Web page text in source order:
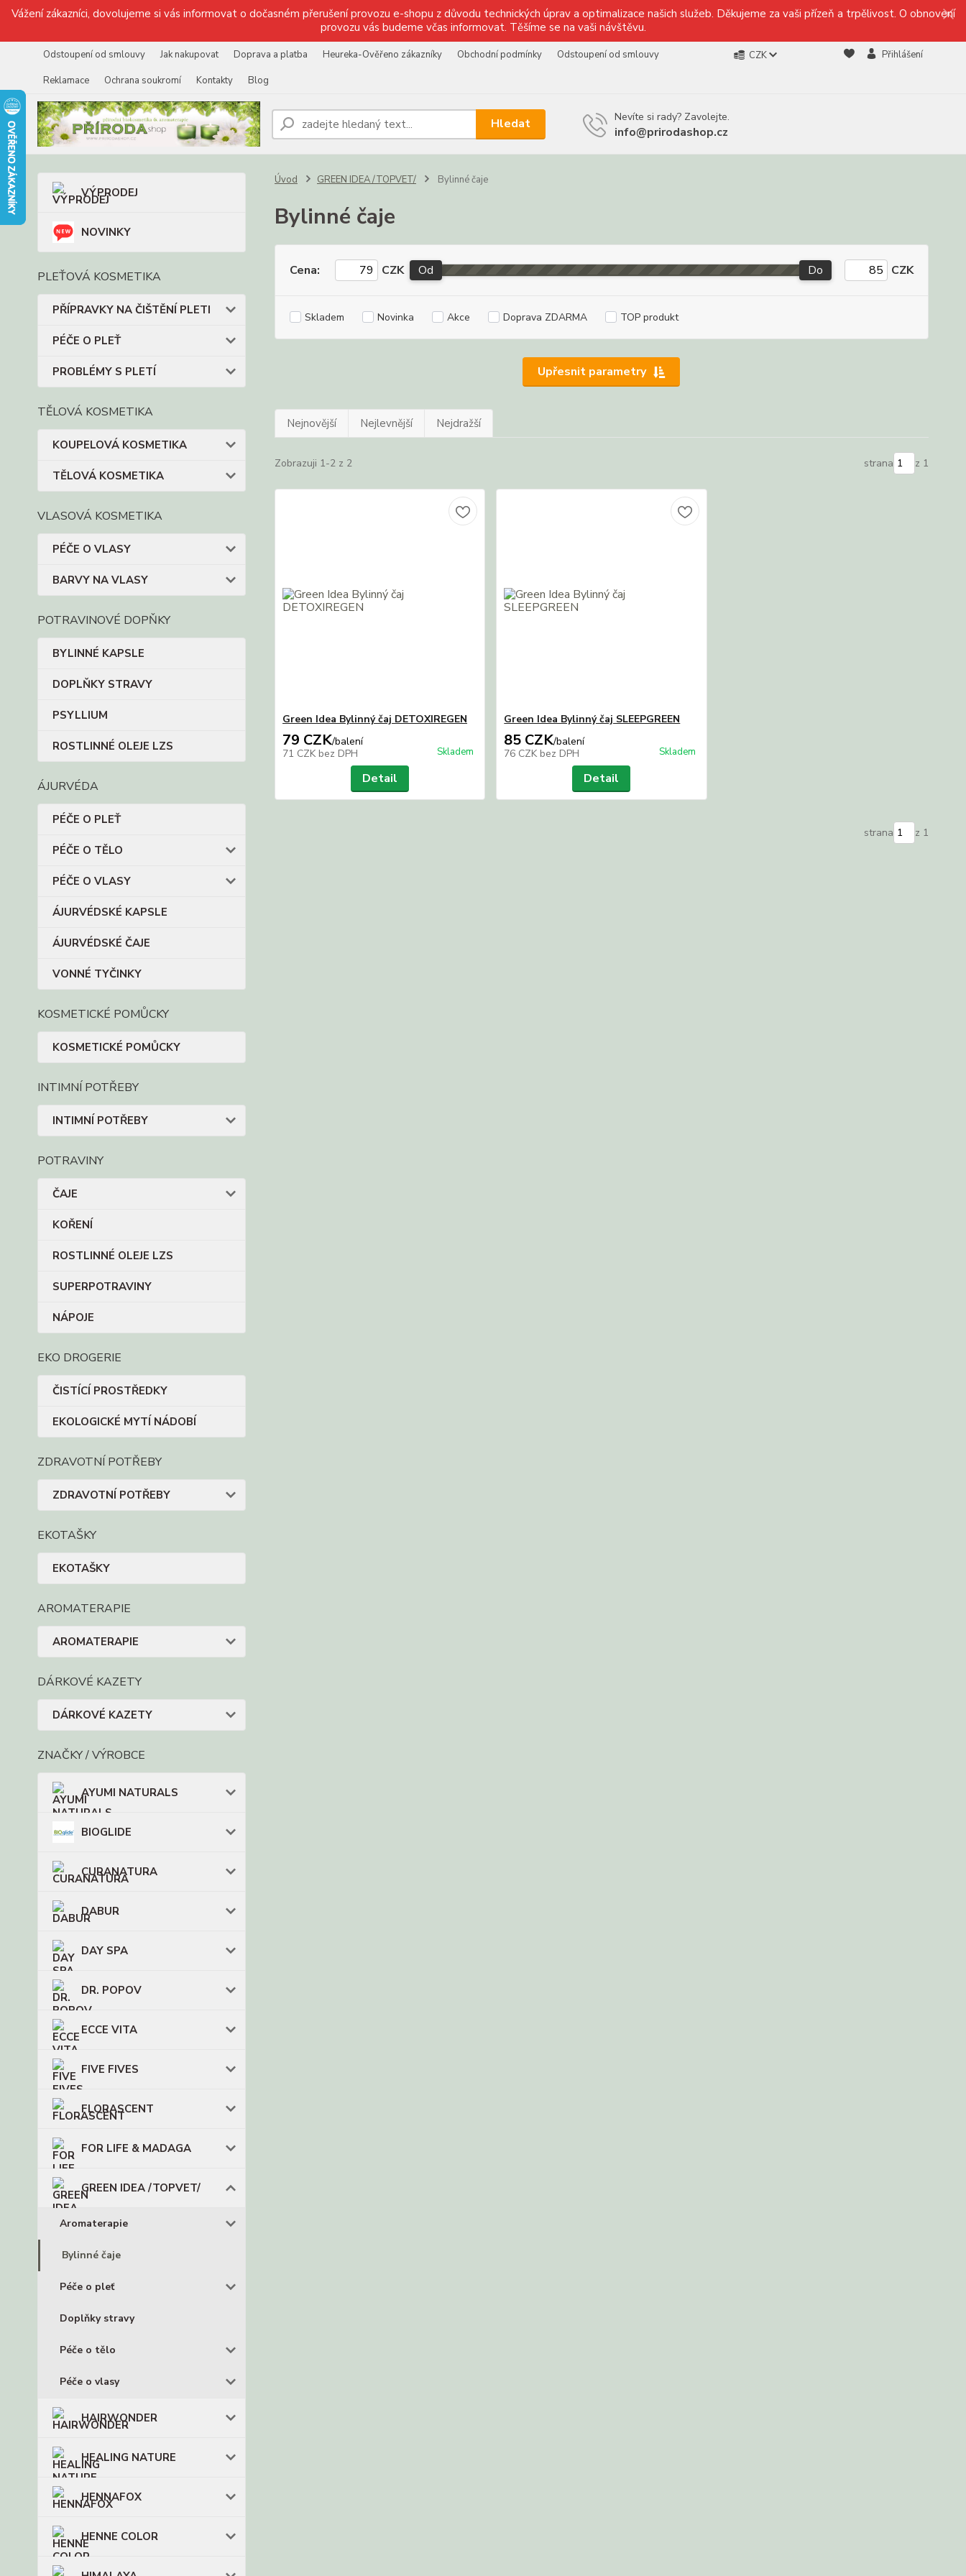
Vážení zákazníci, dovolujeme si vás informovat o dočasném přerušení provozu e-shopu z důvodu technických úprav a optimalizace našich služeb. Děkujeme za vaši přízeň a trpělivost. O obnovení
provozu vás budeme včas informovat. Těšíme se na vaši návštěvu.
Odstoupení od smlouvy Jak nakupovat Doprava a platba Heureka-Ověřeno zákazníky Obchodní podmínky
Odstoupení od smlouvy
Reklamace
Ochrana soukromí Kontakty Blog
CZK Přihlášení
Hledat Nevíte si rady? Zavolejte.
info@prirodashop.cz
VÝPRODEJ
NOVINKY
PLEŤOVÁ KOSMETIKA
PŘÍPRAVKY NA ČIŠTĚNÍ PLETI
PÉČE O PLEŤ
PROBLÉMY S PLETÍ
TĚLOVÁ KOSMETIKA
KOUPELOVÁ KOSMETIKA
TĚLOVÁ KOSMETIKA
VLASOVÁ KOSMETIKA
PÉČE O VLASY
BARVY NA VLASY
POTRAVINOVÉ DOPŇKY
BYLINNÉ KAPSLE
DOPLŇKY STRAVY
PSYLLIUM
ROSTLINNÉ OLEJE LZS
ÁJURVÉDA
PÉČE O PLEŤ
PÉČE O TĚLO
PÉČE O VLASY
ÁJURVÉDSKÉ KAPSLE
ÁJURVÉDSKÉ ČAJE
VONNÉ TYČINKY
KOSMETICKÉ POMŮCKY
KOSMETICKÉ POMŮCKY
INTIMNÍ POTŘEBY
INTIMNÍ POTŘEBY
POTRAVINY
ČAJE
KOŘENÍ
ROSTLINNÉ OLEJE LZS
SUPERPOTRAVINY
NÁPOJE
EKO DROGERIE
ČISTÍCÍ PROSTŘEDKY
EKOLOGICKÉ MYTÍ NÁDOBÍ
ZDRAVOTNÍ POTŘEBY
ZDRAVOTNÍ POTŘEBY
EKOTAŠKY
EKOTAŠKY
AROMATERAPIE
AROMATERAPIE
DÁRKOVÉ KAZETY
DÁRKOVÉ KAZETY
ZNAČKY / VÝROBCE
AYUMI NATURALS
BIOGLIDE
CURANATURA
DABUR
DAY SPA
DR. POPOV
ECCE VITA
FIVE FIVES
FLORASCENT
FOR LIFE & MADAGA
GREEN IDEA /TOPVET/
Aromaterapie
Bylinné čaje
Péče o pleť
Doplňky stravy
Péče o tělo
Péče o vlasy
HAIRWONDER
HEALING NATURE
HENNAFOX
HENNE COLOR
Úvod GREEN IDEA /TOPVET/ Bylinné čaje
Bylinné čaje
Upřesnit parametry
Cena: CZK Od Do CZK
Skladem Novinka Akce Doprava ZDARMA TOP produkt
Nejnovější Nejlevnější Nejdražší
Zobrazuji 1-2 z 2 strana z 1
Green Idea Bylinný čaj DETOXIREGEN
79 CZK/balení
71 CZK bez DPH Skladem
Detail
Green Idea Bylinný čaj SLEEPGREEN
85 CZK/balení
76 CZK bez DPH Skladem
Detail
strana z 1